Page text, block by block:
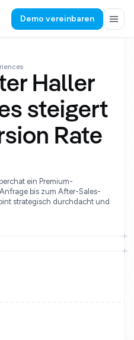
Demo vereinbaren
Haller
steigert
Rate
ein Premium-
bis zum After-Sales-
strategisch durchdacht und